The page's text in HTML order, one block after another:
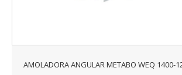
AMOLADORA ANGULAR METABO WEQ 1400-